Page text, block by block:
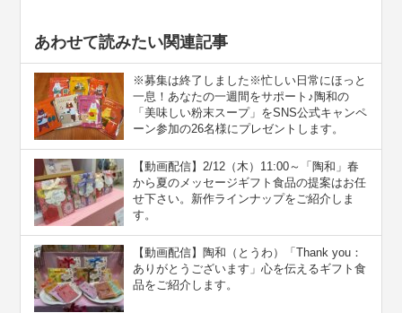
あわせて読みたい関連記事
※募集は終了しました※忙しい日常にほっと
一息！あなたの一週間をサポート♪陶和の
「美味しい粉末スープ」をSNS公式キャンペ
ーン参加の26名様にプレゼントします。
【動画配信】2/12（木）11:00～「陶和」春
から夏のメッセージギフト食品の提案はお任
せ下さい。新作ラインナップをご紹介しま
す。
【動画配信】陶和（とうわ）「Thank you：
ありがとうございます」心を伝えるギフト食
品をご紹介します。